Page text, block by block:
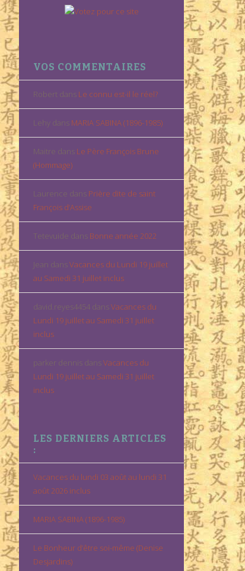
VOS COMMENTAIRES
Robert dans Le connu est-il le réel?
Lehy dans MARIA SABINA (1896-1985)
Maitre dans Le Père François Brune
(Hommage)
Laurence dans Prière dite de saint
François d’Assise
Tetevuide dans Bonne année 2022
Jean dansVacances du Lundi 19 juillet
au Samedi 31 juillet inclus
david.reyes4454 dansVacances du
Lundi 19 juillet au Samedi 31 juillet
inclus
parker dennis dansVacances du
Lundi 19 juillet au Samedi 31 juillet
inclus
LES DERNIERS ARTICLES
:
Vacances du lundi 03 août au lundi 31
août 2026 inclus
MARIA SABINA (1896-1985)
Le Bonheur d’être soi-même (Denise
Desjardins)